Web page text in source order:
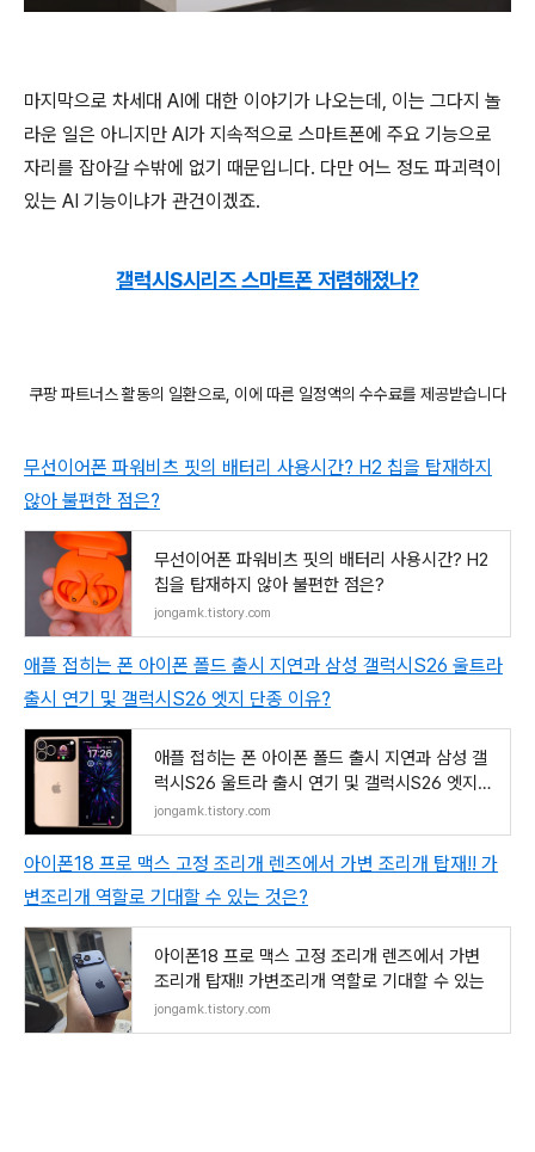
마지막으로 차세대 AI에 대한 이야기가 나오는데, 이는 그다지 놀
라운 일은 아니지만 AI가 지속적으로 스마트폰에 주요 기능으로
자리를 잡아갈 수밖에 없기 때문입니다. 다만 어느 정도 파괴력이
있는 AI 기능이냐가 관건이겠죠.
갤럭시S시리즈 스마트폰 저렴해졌나?
쿠팡 파트너스 활동의 일환으로, 이에 따른 일정액의 수수료를 제공받습니다
무선이어폰 파워비츠 핏의 배터리 사용시간? H2 칩을 탑재하지
않아 불편한 점은?
무선이어폰 파워비츠 핏의 배터리 사용시간? H2
칩을 탑재하지 않아 불편한 점은?
jongamk.tistory.com
애플 접히는 폰 아이폰 폴드 출시 지연과 삼성 갤럭시S26 울트라
출시 연기 및 갤럭시S26 엣지 단종 이유?
애플 접히는 폰 아이폰 폴드 출시 지연과 삼성 갤
럭시S26 울트라 출시 연기 및 갤럭시S26 엣지
단
jongamk.tistory.com
아이폰18 프로 맥스 고정 조리개 렌즈에서 가변 조리개 탑재!! 가
변조리개 역할로 기대할 수 있는 것은?
아이폰18 프로 맥스 고정 조리개 렌즈에서 가변
조리개 탑재!! 가변조리개 역할로 기대할 수 있는
jongamk.tistory.com